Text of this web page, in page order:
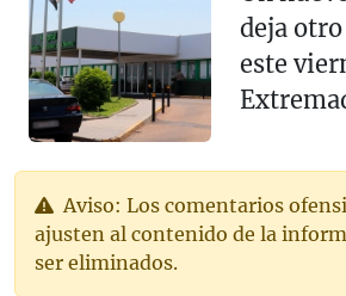
deja
este
Aviso: Los comentarios
ajusten al contenido de la
ser eliminados.